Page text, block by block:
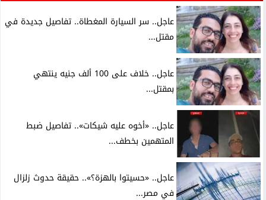
عاجل.. سر السيارة المغطاة.. تفاصيل جديدة في
مقتل...
عاجل.. خلاف على 100 ألف جنيه ينتهي
بمقتل...
عاجل.. «أخوه عليه شيكات».. تفاصيل ضبط
المتهمين بخطف...
عاجل.. «حسيتوا بالهزة؟».. حقيقة حدوث زلزال
في مصر...